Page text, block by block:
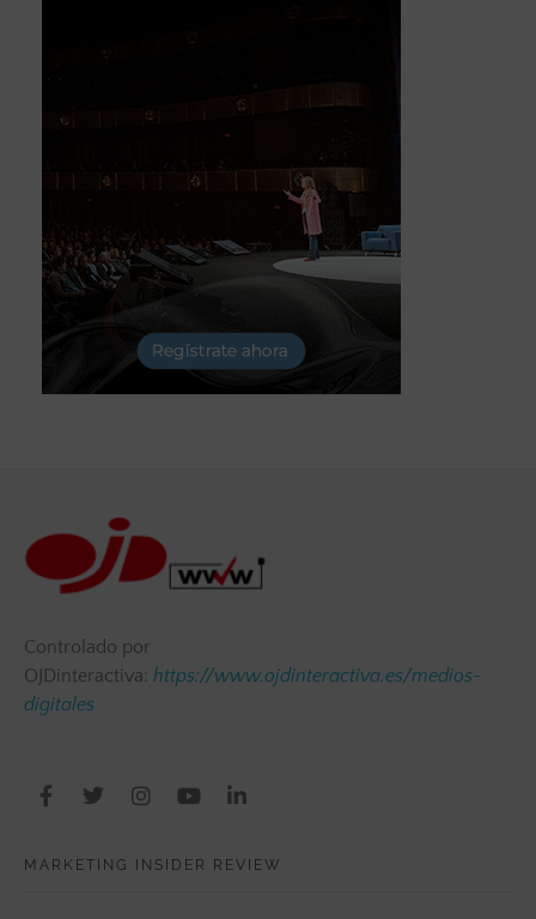
Controlado por
OJDinteractiva: https://www.ojdinteractiva.es/medios-
digitales
MARKETING INSIDER REVIEW